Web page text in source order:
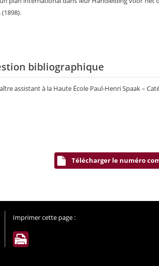
bibliographique
assistant à la Haute École Paul-Henri Spaak –
Télécharger le numéro
Imprimer cette page :